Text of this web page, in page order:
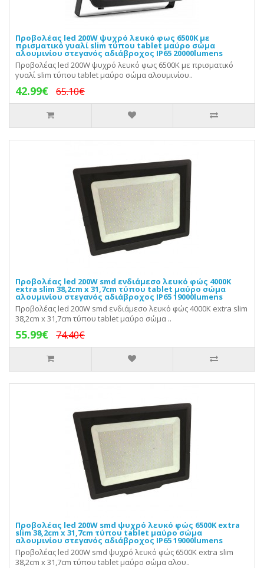
Προβολέας led 200W ψυχρό λευκό φως 6500Κ με
πρισματικό γυαλί slim τύπου tablet μαύρο σώμα
αλουμινίου στεγανός αδιάβροχος IP65 20000lumens
Προβολέας led 200W ψυχρό λευκό φως 6500Κ με πρισματικό
γυαλί slim τύπου tablet μαύρο σώμα αλουμινίου..
42.99€ 65.10€
Προβολέας led 200W smd ενδιάμεσο λευκό φώς 4000Κ
extra slim 38,2cm x 31,7cm τύπου tablet μαύρο σώμα
αλουμινίου στεγανός αδιάβροχος IP65 19000lumens
Προβολέας led 200W smd ενδιάμεσο λευκό φώς 4000Κ extra slim
38,2cm x 31,7cm τύπου tablet μαύρο σώμα ..
55.99€ 74.40€
Προβολέας led 200W smd ψυχρό λευκό φώς 6500Κ extra
slim 38,2cm x 31,7cm τύπου tablet μαύρο σώμα
αλουμινίου στεγανός αδιάβροχος IP65 19000lumens
Προβολέας led 200W smd ψυχρό λευκό φώς 6500Κ extra slim
38,2cm x 31,7cm τύπου tablet μαύρο σώμα αλου..